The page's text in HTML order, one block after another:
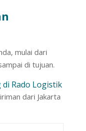
mulai dari
di tujuan.
Rado Logistik
dari Jakarta